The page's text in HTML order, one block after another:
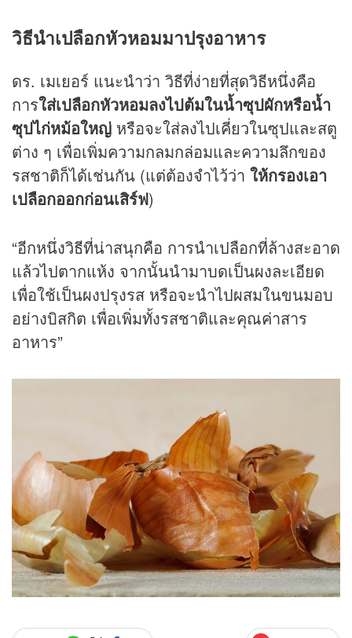
วิธีนำเปลือกหัวหอมมาปรุงอาหาร
ดร. เมเยอร์ แนะนำว่า วิธีที่ง่ายที่สุดวิธีหนึ่งคือ
การใส่เปลือกหัวหอมลงไปต้มในน้ำซุปผักหรือน้ำ
ซุปไก่หม้อใหญ่ หรือจะใส่ลงไปเคี่ยวในซุปและสตู
ต่าง ๆ เพื่อเพิ่มความกลมกล่อมและความลึกของ
รสชาติก็ได้เช่นกัน (แต่ต้องจำไว้ว่า ให้กรองเอา
เปลือกออกก่อนเสิร์ฟ)
“อีกหนึ่งวิธีที่น่าสนุกคือ การนำเปลือกที่ล้างสะอาด
แล้วไปตากแห้ง จากนั้นนำมาบดเป็นผงละเอียด
เพื่อใช้เป็นผงปรุงรส หรือจะนำไปผสมในขนมอบ
อย่างบิสกิต เพื่อเพิ่มทั้งรสชาติและคุณค่าสาร
อาหาร”